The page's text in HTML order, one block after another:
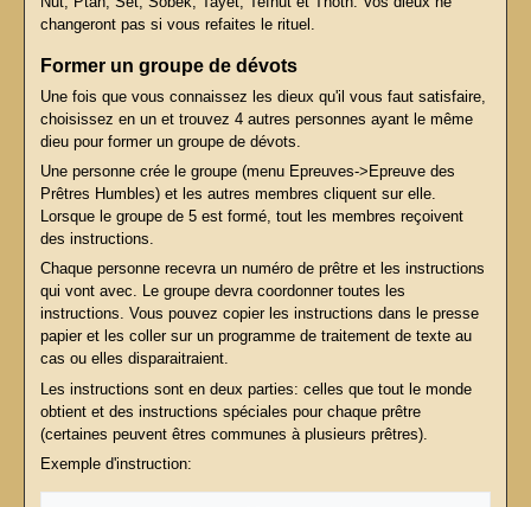
changeront pas si vous refaites le rituel.
Former un groupe de dévots
Une fois que vous connaissez les dieux qu'il vous faut satisfaire,
choisissez en un et trouvez 4 autres personnes ayant le même
dieu pour former un groupe de dévots.
Une personne crée le groupe (menu Epreuves->Epreuve des
Prêtres Humbles) et les autres membres cliquent sur elle.
Lorsque le groupe de 5 est formé, tout les membres reçoivent
des instructions.
Chaque personne recevra un numéro de prêtre et les instructions
qui vont avec. Le groupe devra coordonner toutes les
instructions. Vous pouvez copier les instructions dans le presse
papier et les coller sur un programme de traitement de texte au
cas ou elles disparaitraient.
Les instructions sont en deux parties: celles que tout le monde
obtient et des instructions spéciales pour chaque prêtre
(certaines peuvent êtres communes à plusieurs prêtres).
Exemple d'instruction: